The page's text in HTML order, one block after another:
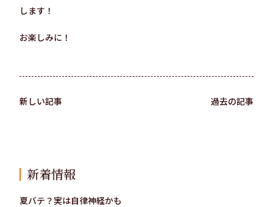
します！
お楽しみに！
新しい記事 過去の記事
新着情報
夏バテ？実は自律神経かも